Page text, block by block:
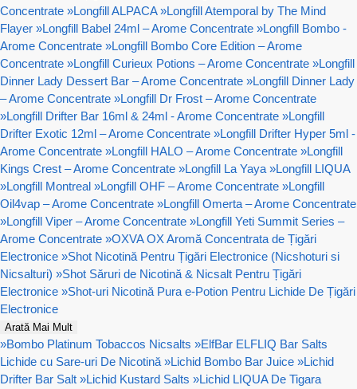
Concentrate »Longfill ALPACA »Longfill Atemporal by The Mind
Flayer »Longfill Babel 24ml – Arome Concentrate »Longfill Bombo -
Arome Concentrate »Longfill Bombo Core Edition – Arome
Concentrate »Longfill Curieux Potions – Arome Concentrate »Longfill
Dinner Lady Dessert Bar – Arome Concentrate »Longfill Dinner Lady
– Arome Concentrate »Longfill Dr Frost – Arome Concentrate
»Longfill Drifter Bar 16ml & 24ml - Arome Concentrate »Longfill
Drifter Exotic 12ml – Arome Concentrate »Longfill Drifter Hyper 5ml -
Arome Concentrate »Longfill HALO – Arome Concentrate »Longfill
Kings Crest – Arome Concentrate »Longfill La Yaya »Longfill LIQUA
»Longfill Montreal »Longfill OHF – Arome Concentrate »Longfill
Oil4vap – Arome Concentrate »Longfill Omerta – Arome Concentrate
»Longfill Viper – Arome Concentrate »Longfill Yeti Summit Series –
Arome Concentrate »OXVA OX Aromă Concentrata de Țigări
Electronice »Shot Nicotină Pentru Țigări Electronice (Nicshoturi si
Nicsalturi) »Shot Săruri de Nicotină & Nicsalt Pentru Țigări
Electronice »Shot-uri Nicotină Pura e-Potion Pentru Lichide De Țigări
Electronice
Arată Mai Mult
»Bombo Platinum Tobaccos Nicsalts »ElfBar ELFLIQ Bar Salts
Lichide cu Sare-uri De Nicotină »Lichid Bombo Bar Juice »Lichid
Drifter Bar Salt »Lichid Kustard Salts »Lichid LIQUA De Tigara